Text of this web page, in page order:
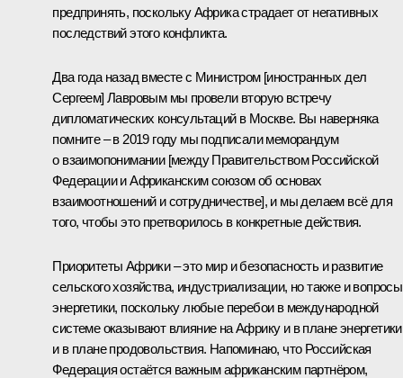
предпринять, поскольку Африка страдает от негативных
последствий этого конфликта.
Два года назад вместе с Министром [иностранных дел
Сергеем] Лавровым мы провели вторую встречу
дипломатических консультаций в Москве. Вы наверняка
помните – в 2019 году мы подписалимеморандум
о взаимопонимании [между Правительством Российской
Федерации и Африканским союзом об основах
взаимоотношений и сотрудничестве], и мы делаем всё для
того, чтобы это претворилось в конкретные действия.
Приоритеты Африки – это мир и безопасность и развитие
сельского хозяйства, индустриализации, но также и вопросы
энергетики, поскольку любые перебои в международной
системе оказывают влияние на Африку и в плане
и в плане продовольствия. Напоминаю, что Российская
Федерация остаётся важным африканским партнёром,